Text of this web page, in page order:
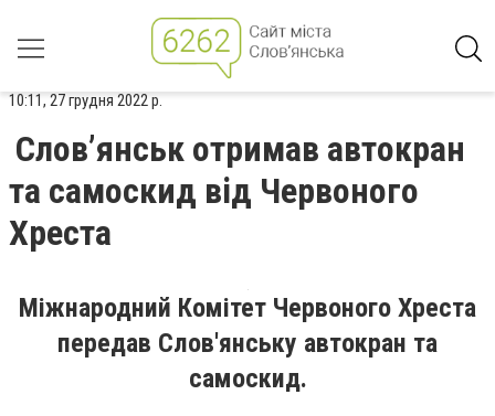
10:11, 27 грудня 2022 р.
Слов’янськ отримав автокран
та самоскид від Червоного
Хреста
Міжнародний Комітет Червоного Хреста
передав Слов'янську автокран та
самоскид.